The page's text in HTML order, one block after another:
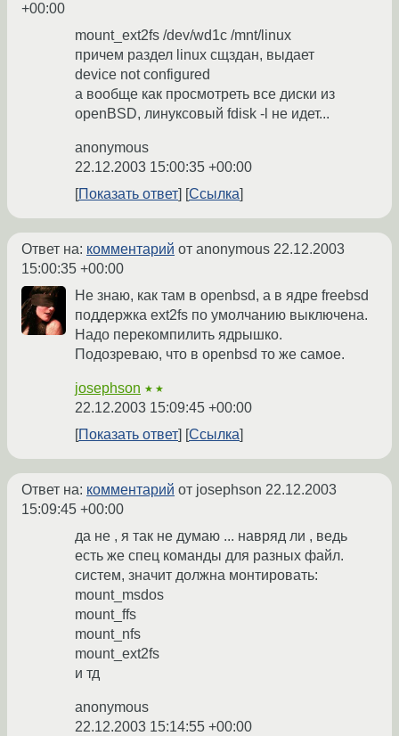
+00:00
mount_ext2fs /dev/wd1c /mnt/linux
причем раздел linux сщздан, выдает
device not configured
а вообще как просмотреть все диски из
openBSD, линуксовый fdisk -l не идет...
anonymous
22.12.2003 15:00:35 +00:00
Показать ответ
Ссылка
Ответ на: комментарий от anonymous 22.12.2003
15:00:35 +00:00
Не знаю, как там в openbsd, а в ядре freebsd
поддержка ext2fs по умолчанию выключена.
Надо перекомпилить ядрышко.
Подозреваю, что в openbsd то же самое.
josephson ★★
22.12.2003 15:09:45 +00:00
Показать ответ
Ссылка
Ответ на: комментарий от josephson 22.12.2003
15:09:45 +00:00
да не , я так не думаю ... навряд ли , ведь
есть же спец команды для разных файл.
систем, значит должна монтировать:
mount_msdos
mount_ffs
mount_nfs
mount_ext2fs
и тд
anonymous
22.12.2003 15:14:55 +00:00